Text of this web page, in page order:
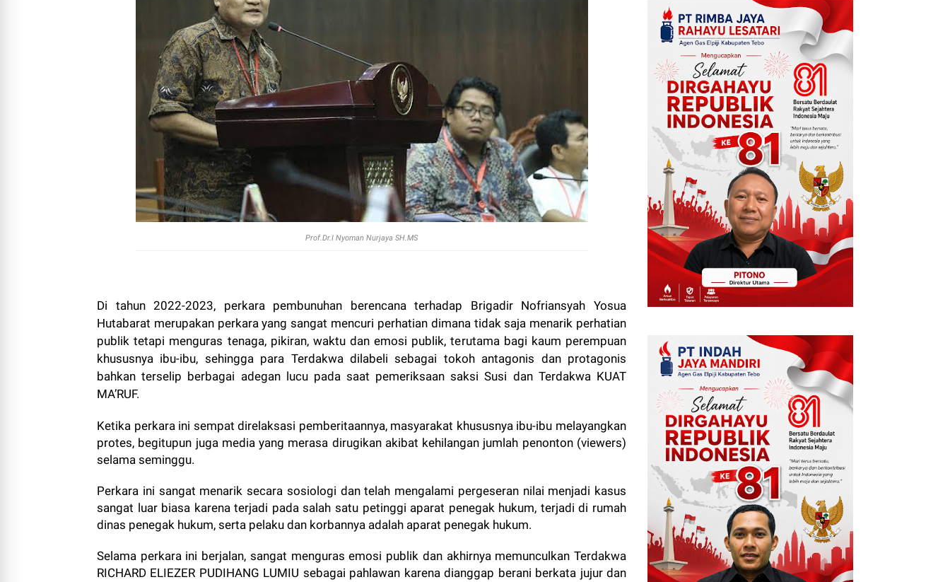
Prof.Dr.I Nyoman Nurjaya SH.MS
Di tahun 2022-2023, perkara pembunuhan berencana terhadap Brigadir Nofriansyah Yosua
Hutabarat merupakan perkara yang sangat mencuri perhatian dimana tidak saja menarik perhatian
publik tetapi menguras tenaga, pikiran, waktu dan emosi publik, terutama bagi kaum perempuan
khususnya ibu-ibu, sehingga para Terdakwa dilabeli sebagai tokoh antagonis dan protagonis
bahkan terselip berbagai adegan lucu pada saat pemeriksaan saksi Susi dan Terdakwa KUAT
MA’RUF.
Ketika perkara ini sempat direlaksasi pemberitaannya, masyarakat khususnya ibu-ibu melayangkan
protes, begitupun juga media yang merasa dirugikan akibat kehilangan jumlah penonton (viewers)
selama seminggu.
Perkara ini sangat menarik secara sosiologi dan telah mengalami pergeseran nilai menjadi kasus
sangat luar biasa karena terjadi pada salah satu petinggi aparat penegak hukum, terjadi di rumah
dinas penegak hukum, serta pelaku dan korbannya adalah aparat penegak hukum.
Selama perkara ini berjalan, sangat menguras emosi publik dan akhirnya memunculkan Terdakwa
RICHARD ELIEZER PUDIHANG LUMIU sebagai pahlawan karena dianggap berani berkata jujur dan